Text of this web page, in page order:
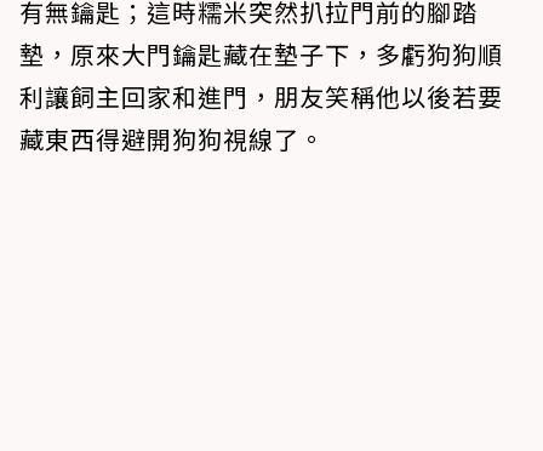
有無鑰匙；這時糯米突然扒拉門前的腳踏
墊，原來大門鑰匙藏在墊子下，多虧狗狗順
利讓飼主回家和進門，朋友笑稱他以後若要
藏東西得避開狗狗視線了。